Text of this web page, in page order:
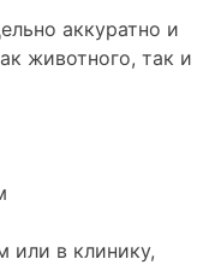
аккуратно и
животного, так и
или в клинику,